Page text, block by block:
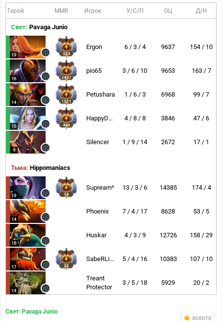
Герой MMR Игрок У/С/П ОЦ Д/Н
Свет: Pavaga Junio
19 553
Ergon 6 / 3 / 4 9637 154 / 10
16 2437
pio65 3 / 6 / 10 9653 163 / 7
14 1221
Petushara 1 / 6 / 3 6968 99 / 7
10 446
HappyDyurara 4 / 8 / 8 3846 47 / 6
9
Silencer 1 / 9 / 14 2672 17 / 1
Тьма: Hippomaniacs
19 74
Supream^ 13 / 3 / 6 14385 174 / 4
14
Phoenix 7 / 4 / 17 8628 53 / 5
16
Huskar 4 / 3 / 9 12726 158 / 29
17 23
SabeRLight- 5 / 4 / 16 10383 107 / 10
14
Treant
Protector
3 / 5 / 18 5929 20 / 2
золото
Свет: Pavaga Junio